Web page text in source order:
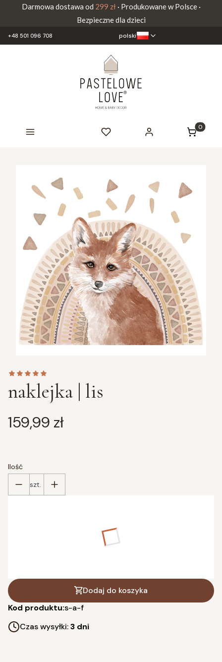
Darmowa dostawa od 299 zł· Produkowane w Polsce ·
Bezpieczne dla dzieci
+48 501 096 708 polski
Produkty
naklejka | lis
Cena
159,99 zł
Ilość
szt.
XL (87x61 cm)(+70,00 zł)
Dodaj do koszyka
Kod produktu:s-a-f
Czas wysyłki:3 dni